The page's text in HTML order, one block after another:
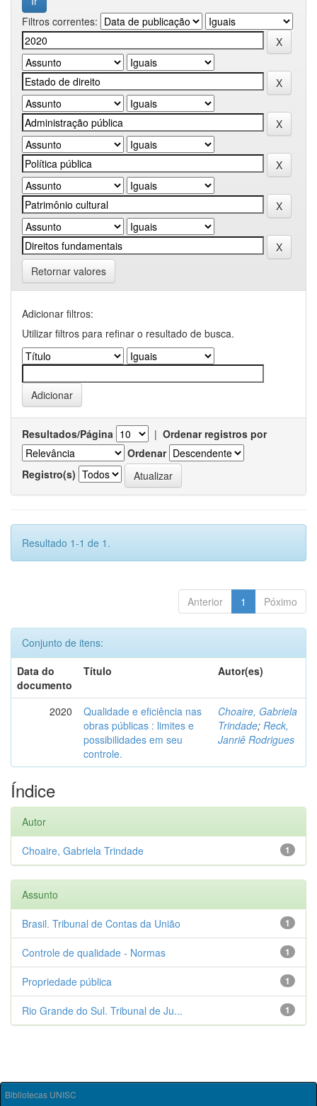
Filtros correntes:
Retornar valores
Adicionar filtros:
Utilizar filtros para refinar o resultado de busca.
Resultados/Página | Ordenar registros por
Ordenar
Registro(s)
Resultado 1-1 de 1.
Anterior 1 Póximo
Conjunto de itens:
Data do
documento
Título Autor(es)
2020
Qualidade e eficiência nas
obras públicas : limites e
possibilidades em seu
controle.
Choaire, Gabriela
Trindade; Reck,
Janriê Rodrigues
Índice
Autor
1
Choaire, Gabriela Trindade
Assunto
1
Brasil. Tribunal de Contas da União
1
Controle de qualidade - Normas
1
Propriedade pública
1
Rio Grande do Sul. Tribunal de Ju...
Bibliotecas UNISC